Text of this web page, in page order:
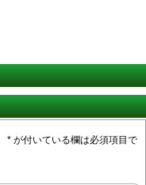
* が付いている欄は必須項目で